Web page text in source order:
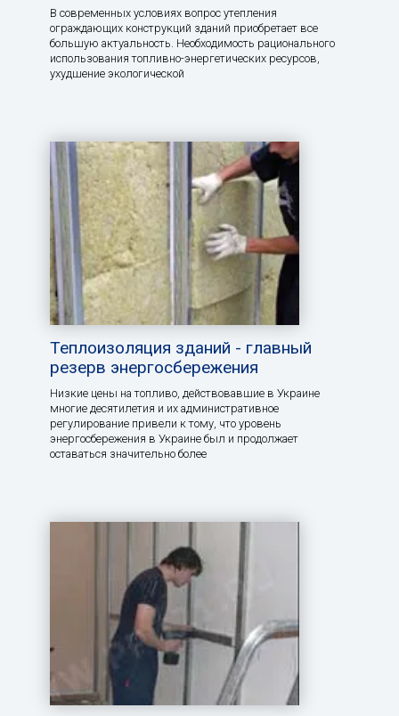
В современных условиях вопрос утепления
ограждающих конструкций зданий приобретает все
большую актуальность. Необходимость рационального
использования топливно-энергетических ресурсов,
ухудшение экологической
Теплоизоляция зданий - главный
резерв энергосбережения
Низкие цены на топливо, действовавшие в Украине
многие десятилетия и их административное
регулирование привели к тому, что уровень
энергосбережения в Украине был и продолжает
оставаться значительно более